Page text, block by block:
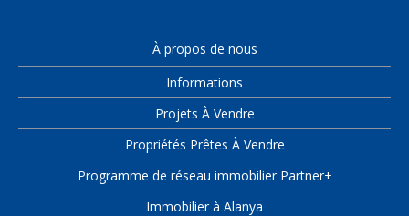
À propos de nous
Informations
Projets À Vendre
Propriétés Prêtes À Vendre
Programme de réseau immobilier Partner+
Immobilier à Alanya